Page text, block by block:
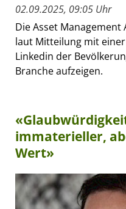
02.09.2025, 09:05 Uhr
Die Asset
laut Mitteilung mit
Linkedin der
Branche aufzeigen.
immaterieller,
Wert»